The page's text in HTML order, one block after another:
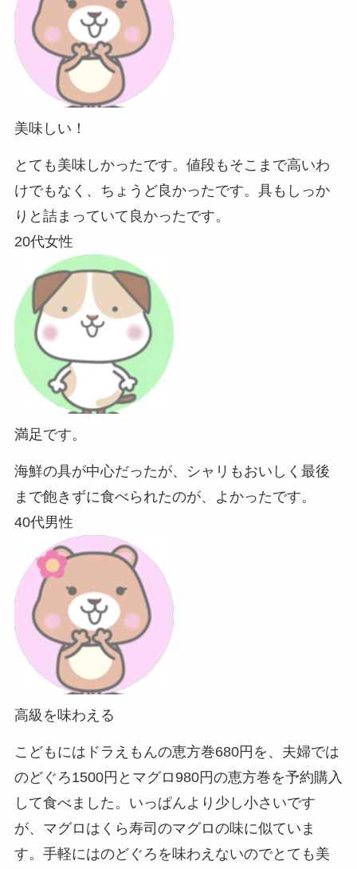
美味しい！
とても美味しかったです。値段もそこまで高いわ
けでもなく、ちょうど良かったです。具もしっか
りと詰まっていて良かったです。
20代女性
満足です。
海鮮の具が中心だったが、シャリもおいしく最後
まで飽きずに食べられたのが、よかったです。
40代男性
高級を味わえる
こどもにはドラえもんの恵方巻680円を、夫婦では
のどぐろ1500円とマグロ980円の恵方巻を予約購入
して食べました。いっぱんより少し小さいです
が、マグロはくら寿司のマグロの味に似ていま
す。手軽にはのどぐろを味わえないのでとても美